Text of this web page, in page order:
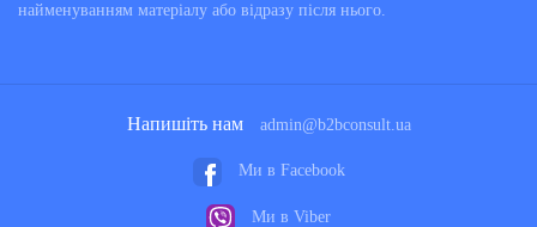
найменуванням матеріалу або відразу після нього.
Напишіть нам admin@b2bconsult.ua
Ми в Facebook
Ми в Viber